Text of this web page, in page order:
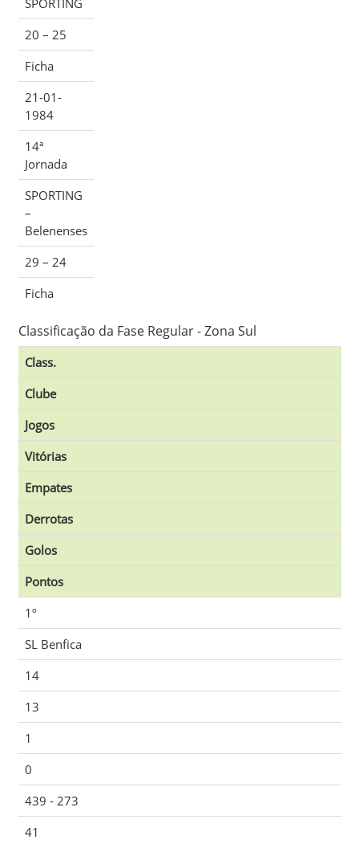
SPORTING
20 – 25
Ficha
21-01-
1984
14ª
Jornada
SPORTING
–
Belenenses
29 – 24
Ficha
Classificação da Fase Regular - Zona Sul
Class.
Clube
Jogos
Vitórias
Empates
Derrotas
Golos
Pontos
1º
SL Benfica
14
13
1
0
439 - 273
41